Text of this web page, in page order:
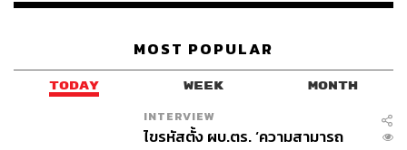
MOST POPULAR
TODAY WEEK MONTH
INTERVIEW
ไขรหัสตั้ง ผบ.ตร. ‘ความสามารถ